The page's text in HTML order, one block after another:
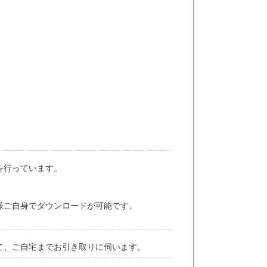
っています。
自身でダウンロードが可能です。
ご自宅までお引き取りに伺います。